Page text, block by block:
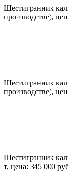
Шестигранник
производстве),
Шестигранник
производстве),
Шестигранник
т, цена: 345 000